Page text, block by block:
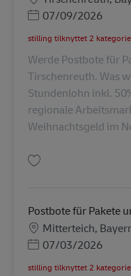
Posted Date
07/09/2026
stilling tilknyttet 2
Werde Postbote für
Tirschenreuth. Was
Stundenlohn inkl.
regionale
Weihnachtsgeld im
Postbote für Pakete
Lokation
Mitterteich,
Posted Date
07/03/2026
stilling tilknyttet 2